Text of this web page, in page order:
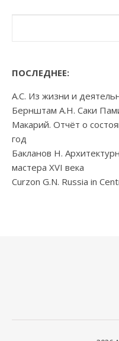
ПОСЛЕДНЕЕ:
А.С. Из жизни и
Бернштам А.Н. Саки
Макарий. Отчёт о
год
Бакланов Н.
мастера XVI века
Curzon G.N. Russia in